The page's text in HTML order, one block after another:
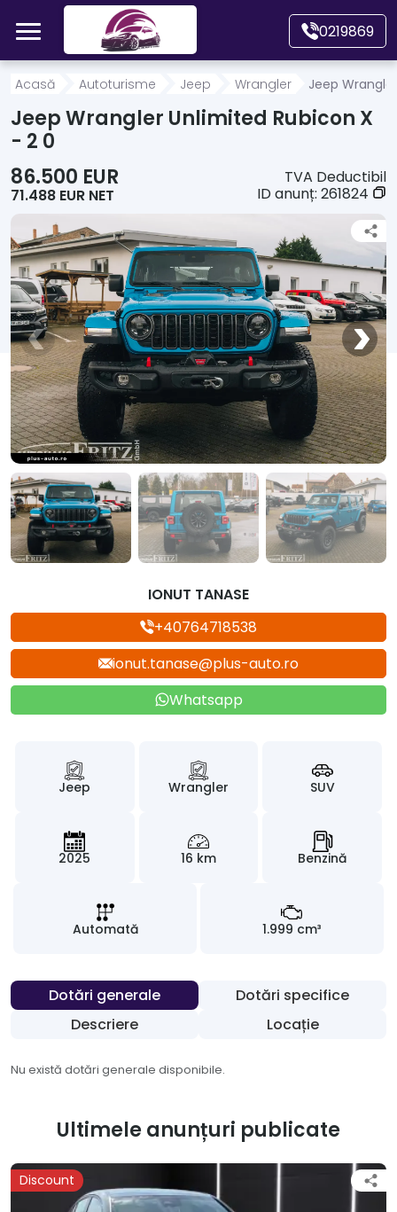
Mergi direct la conținutul principal
0219869
Acasă
Autoturisme
Motociclete
Autoutilitare
Alte tipuri vehicule
Despre Noi
Contact
Acasă Autoturisme Jeep Wrangler Jeep
Jeep Wrangler Unlimited Rubicon X
- 2 0
86.500 EUR
71.488 EUR NET
TVA Deductibil
ID anunț: 261824
IONUT TANASE
+40764718538
ionut.tanase@plus-auto.ro
Whatsapp
Jeep Wrangler SUV
2025 16 km Benzină
Automată 1.999 cm³
Dotări generale
Dotări specifice
Descriere
Locație
Nu există dotări generale disponibile.
Ultimele anunțuri publicate
Discount